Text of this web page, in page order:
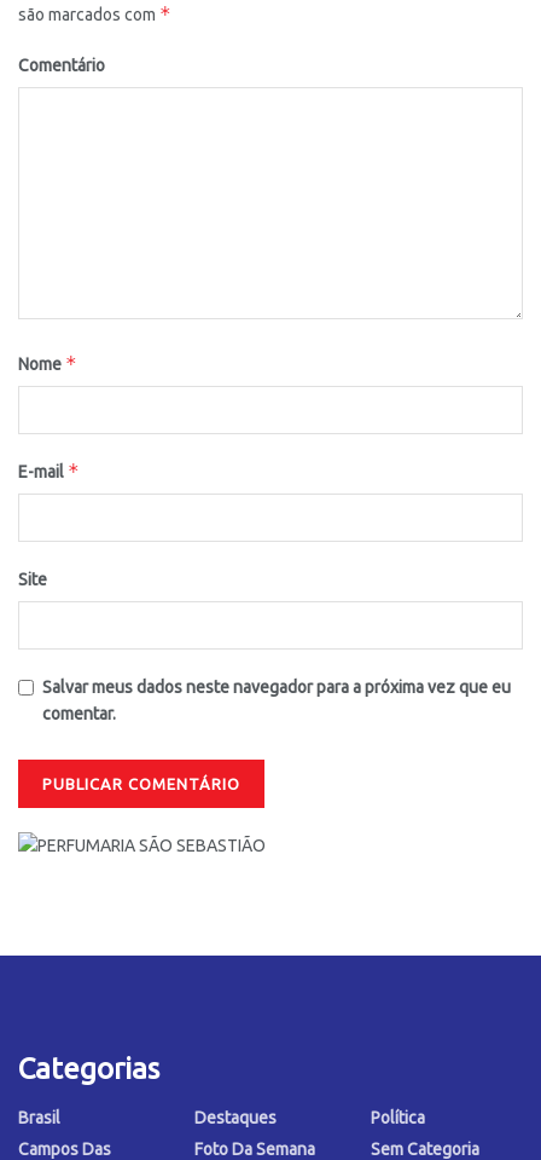
são marcados com *
Comentário
Nome *
E-mail *
Site
Salvar meus dados neste navegador para a próxima vez que eu
comentar.
Categorias
Brasil
Campos Das
Destaques
Foto Da Semana
Política
Sem Categoria